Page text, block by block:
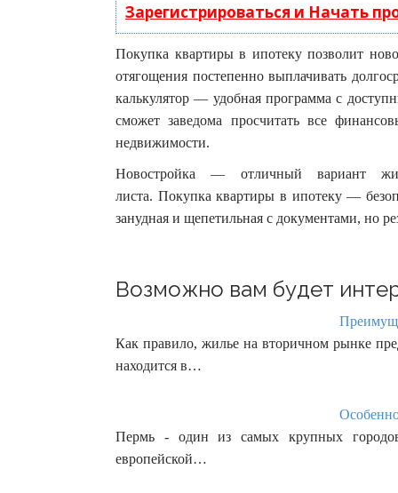
Зарегистрироваться и Начать
Покупка квартиры в ипотеку позволит
отягощения постепенно выплачивать
калькулятор — удобная программа с
сможет заведома просчитать все
недвижимости.
Новостройка — отличный вариант
листа. Покупка квартиры в ипотеку —
занудная и щепетильная с документами, но
Возможно вам будет
Как правило, жилье на вторичном рынке
находится в…
Пермь - один из самых крупных
европейской…